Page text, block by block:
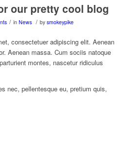
our pretty cool blog
/ in News / by smokeypike
consectetuer adipiscing elit. Aenean
Aenean massa. Cum sociis natoque
montes, nascetur ridiculus
nec, pellentesque eu, pretium quis,